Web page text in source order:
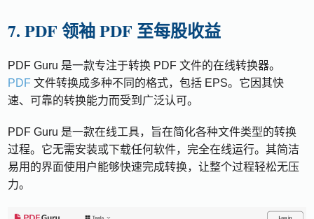
7. PDF 领袖 PDF 至每股收益
PDF Guru 是一款专注于转换 PDF 文件的在线转换器。
PDF 文件转换成多种不同的格式，包括 EPS。它因其快
速、可靠的转换能力而受到广泛认可。
PDF Guru 是一款在线工具，旨在简化各种文件类型的转换
过程。它无需安装或下载任何软件，完全在线运行。其简洁
易用的界面使用户能够快速完成转换，让整个过程轻松无压
力。